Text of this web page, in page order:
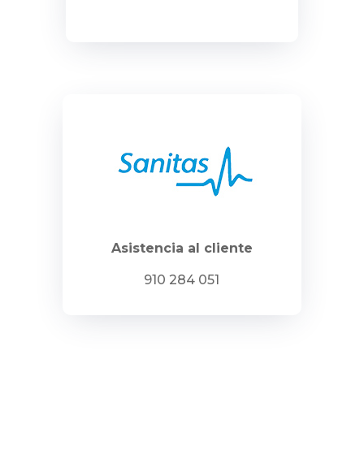
Asistencia al cliente
910 284 051